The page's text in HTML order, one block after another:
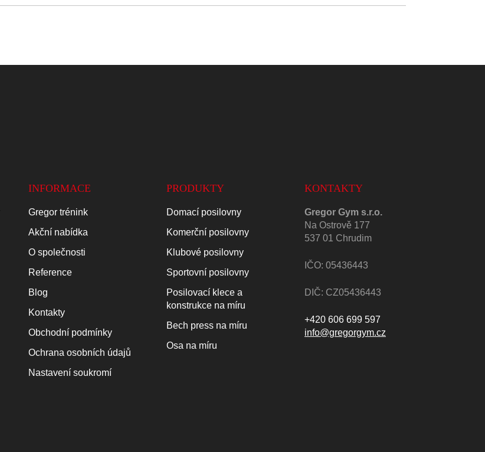
INFORMACE
Gregor trénink
Akční nabídka
O společnosti
Reference
Blog
Kontakty
Obchodní podmínky
Ochrana osobních údajů
Nastavení soukromí
PRODUKTY
Domací posilovny
Komerční posilovny
Klubové posilovny
Sportovní posilovny
Posilovací klece a
konstrukce na míru
Bech press na míru
Osa na míru
KONTAKTY
Gregor Gym s.r.o.
Na Ostrově 177
537 01 Chrudim
IČO: 05436443
DIČ: CZ05436443
+420 606 699 597
info@gregorgym.cz